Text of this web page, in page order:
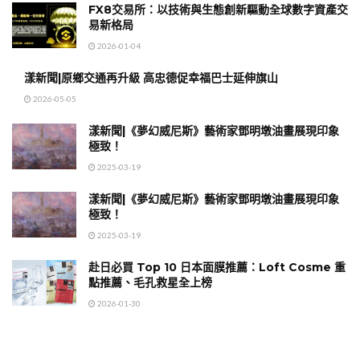
FX8交易所：以技術與生態創新驅動全球數字資產交
易新格局
2026-01-04
漾新聞|原鄉交通再升級 高忠德促幸福巴士延伸旗山
2026-05-05
漾新聞|《夢幻威尼斯》藝術家鄧明墩油畫展現印象
極致！
2025-03-19
漾新聞|《夢幻威尼斯》藝術家鄧明墩油畫展現印象
極致！
2025-03-19
赴日必買 Top 10 日本面膜推薦：Loft Cosme 重
點推薦、毛孔救星全上榜
2026-01-30